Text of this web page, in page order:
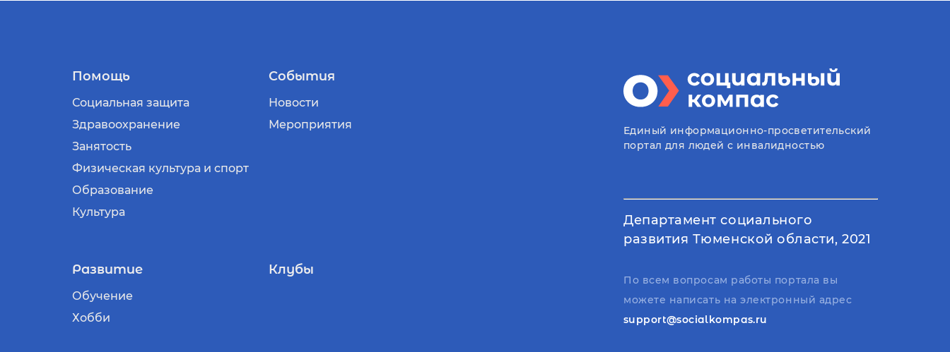
Помощь
Социальная защита
Здравоохранение
Занятость
Физическая культура и спорт
Образование
Культура
События
Новости
Мероприятия
Развитие
Обучение
Хобби
Клубы
Единый информационно-просветительский
портал для людей с инвалидностью
Департамент социального
развития Тюменской области, 2021
По всем вопросам работы портала вы
можете написать на электронный адрес
support@socialkompas.ru